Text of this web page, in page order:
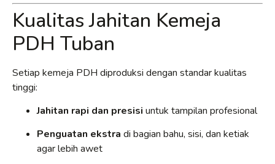
Kualitas Jahitan Kemeja
PDH Tuban
Setiap kemeja PDH diproduksi dengan standar kualitas
tinggi:
Jahitan rapi dan presisi untuk tampilan profesional
Penguatan ekstra di bagian bahu, sisi, dan ketiak
agar lebih awet